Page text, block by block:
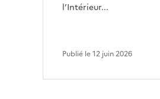
l’Intérieur...
Publié le 12 juin 2026